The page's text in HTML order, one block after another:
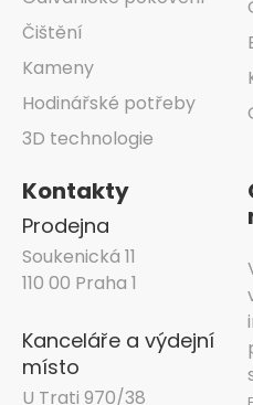
Čištění
Kameny
Hodinářské potřeby
3D technologie
Kontakty
Prodejna
Soukenická 11
110 00 Praha 1
Kanceláře a výdejní
místo
U Trati 970/38